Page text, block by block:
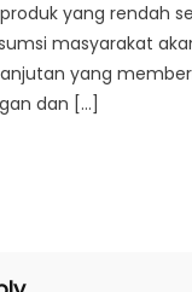
yang rendah
masyarakat
yang
dan […]